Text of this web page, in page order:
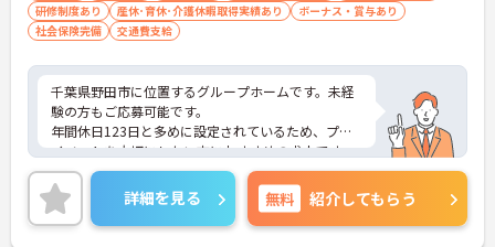
研修制度あり
産休･育休･介護休暇取得実績あり
ボーナス・賞与あり
社会保険完備
交通費支給
千葉県野田市に位置するグループホームです。未経
験の方もご応募可能です。
年間休日123日と多めに設定されているため、プラ
イベートを大切にしたい方におすすめの求人です。
昇給や賞与制度があり頑張りが評価されてしっかり
と職員に還元されます。
ご興味のある方には、面接対策ポイントなど、さら
に詳細をお話しいたしますのでお気軽にご相談くだ
詳細を見る 無料 紹介してもらう